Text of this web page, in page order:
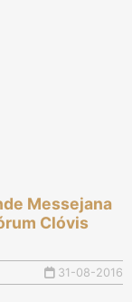
Messejana
Clóvis
31-08-2016